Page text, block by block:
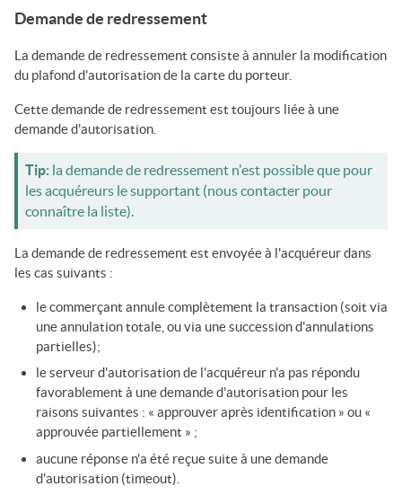
Demande de redressement
La demande de redressement consiste à annuler la modification
du plafond d'autorisation de la carte du porteur.
Cette demande de redressement est toujours liée à une
demande d'autorisation.
Tip: la demande de redressement n'est possible que pour
les acquéreurs le supportant (nous contacter pour
connaître la liste).
La demande de redressement est envoyée à l'acquéreur dans
les cas suivants :
le commerçant annule complètement la transaction (soit via
une annulation totale, ou via une succession d'annulations
partielles);
le serveur d'autorisation de l'acquéreur n'a pas répondu
favorablement à une demande d'autorisation pour les
raisons suivantes : « approuver après identification » ou «
approuvée partiellement » ;
aucune réponse n'a été reçue suite à une demande
d'autorisation (timeout).